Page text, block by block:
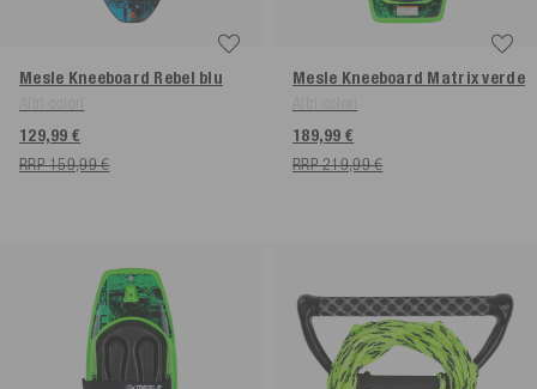
Mesle Kneeboard Rebel blu
129,99 €
RRP 159,99 €
Mesle Kneeboard Matrixverde
189,99 €
RRP 219,99 €